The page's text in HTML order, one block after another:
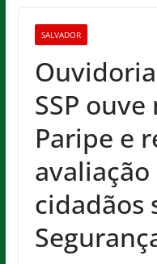
SALVADOR
SSP
Paripe e
avaliação
cidadãos